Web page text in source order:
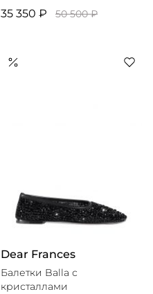
35 350 ₽ 50 500 ₽
Dear Frances
Балетки Balla с
кристаллами